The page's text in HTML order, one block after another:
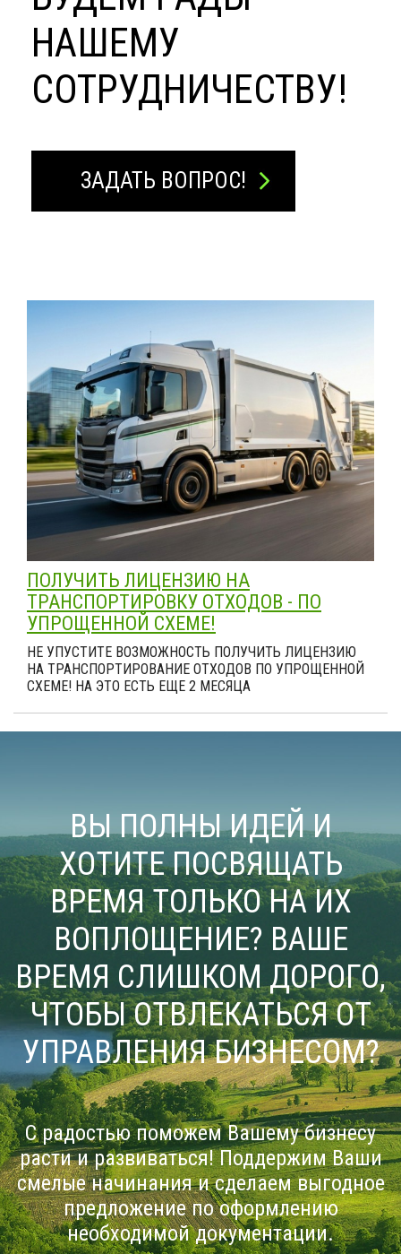
НАШЕМУ
СОТРУДНИЧЕСТВУ!
ЗАДАТЬ ВОПРОС!
ПОЛУЧИТЬ ЛИЦЕНЗИЮ НА
ТРАНСПОРТИРОВКУ ОТХОДОВ - ПО
УПРОЩЕННОЙ СХЕМЕ!
НЕ УПУСТИТЕ ВОЗМОЖНОСТЬ ПОЛУЧИТЬ ЛИЦЕНЗИЮ
НА ТРАНСПОРТИРОВАНИЕ ОТХОДОВ ПО УПРОЩЕННОЙ
СХЕМЕ! НА ЭТО ЕСТЬ ЕЩЕ 2 МЕСЯЦА
ВЫ ПОЛНЫ ИДЕЙ И
ХОТИТЕ ПОСВЯЩАТЬ
ВРЕМЯ ТОЛЬКО НА ИХ
ВОПЛОЩЕНИЕ? ВАШЕ
ВРЕМЯ СЛИШКОМ ДОРОГО,
ЧТОБЫ ОТВЛЕКАТЬСЯ ОТ
УПРАВЛЕНИЯ БИЗНЕСОМ?
С радостью поможем Вашему бизнесу
расти и развиваться! Поддержим Ваши
смелые начинания и сделаем выгодное
предложение по оформлению
необходимой документации.